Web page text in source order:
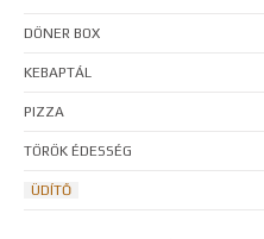
DÖNER BOX
KEBAPTÁL
PIZZA
TÖRÖK ÉDESSÉG
ÜDÍTŐ